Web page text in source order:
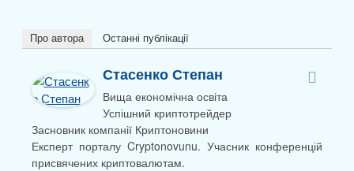
Про автора Останні публікації
Стасенко Степан
Вища економічна освіта
Успішний криптотрейдер
Засновник компанії Криптоновини
Експерт порталу Cryptonovunu. Учасник конференцій
присвячених криптовалютам.